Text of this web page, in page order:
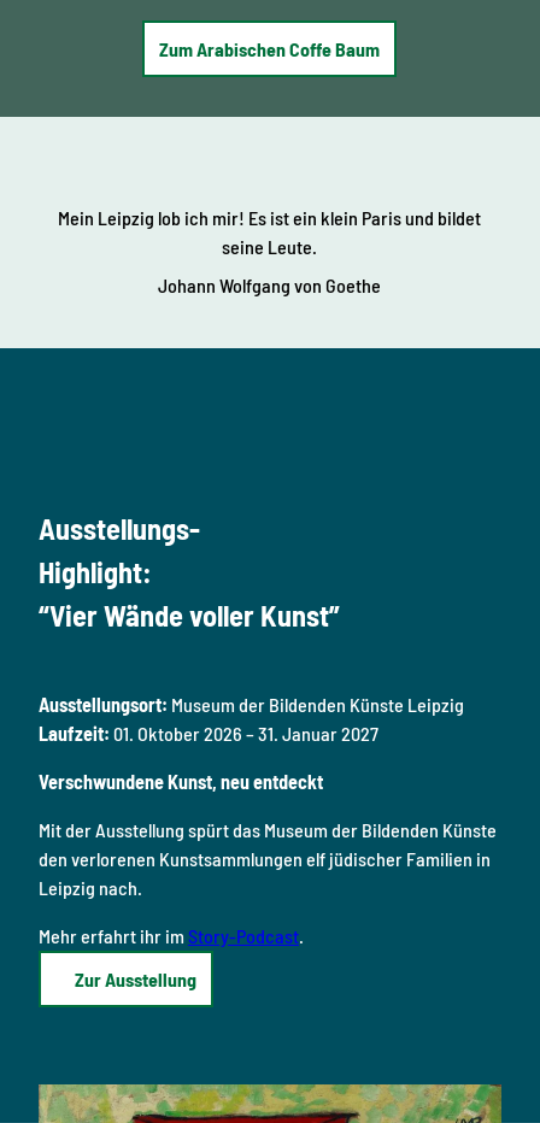
Zum Arabischen Coffe Baum
Mein Leipzig lob ich mir! Es ist ein klein Paris und bildet
seine Leute.
Johann Wolfgang von Goethe
Ausstellungs-
Highlight:
“Vier Wände voller Kunst”
Ausstellungsort: Museum der Bildenden Künste Leipzig
Laufzeit: 01. Oktober 2026 – 31. Januar 2027
Verschwundene Kunst, neu entdeckt
Mit der Ausstellung spürt das Museum der Bildenden Künste
den verlorenen Kunstsammlungen elf jüdischer Familien in
Leipzig nach.
Mehr erfahrt ihr im Story-Podcast.
Zur Ausstellung